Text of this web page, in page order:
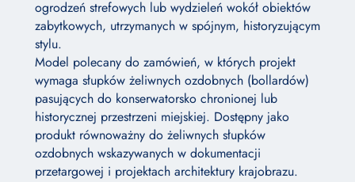
ogrodzeń strefowych lub wydzieleń wokół obiektów
zabytkowych, utrzymanych w spójnym, historyzującym
stylu.
Model polecany do zamówień, w których projekt
wymaga słupków żeliwnych ozdobnych (bollardów)
pasujących do konserwatorsko chronionej lub
historycznej przestrzeni miejskiej. Dostępny jako
produkt równoważny do żeliwnych słupków
ozdobnych wskazywanych w dokumentacji
przetargowej i projektach architektury krajobrazu.